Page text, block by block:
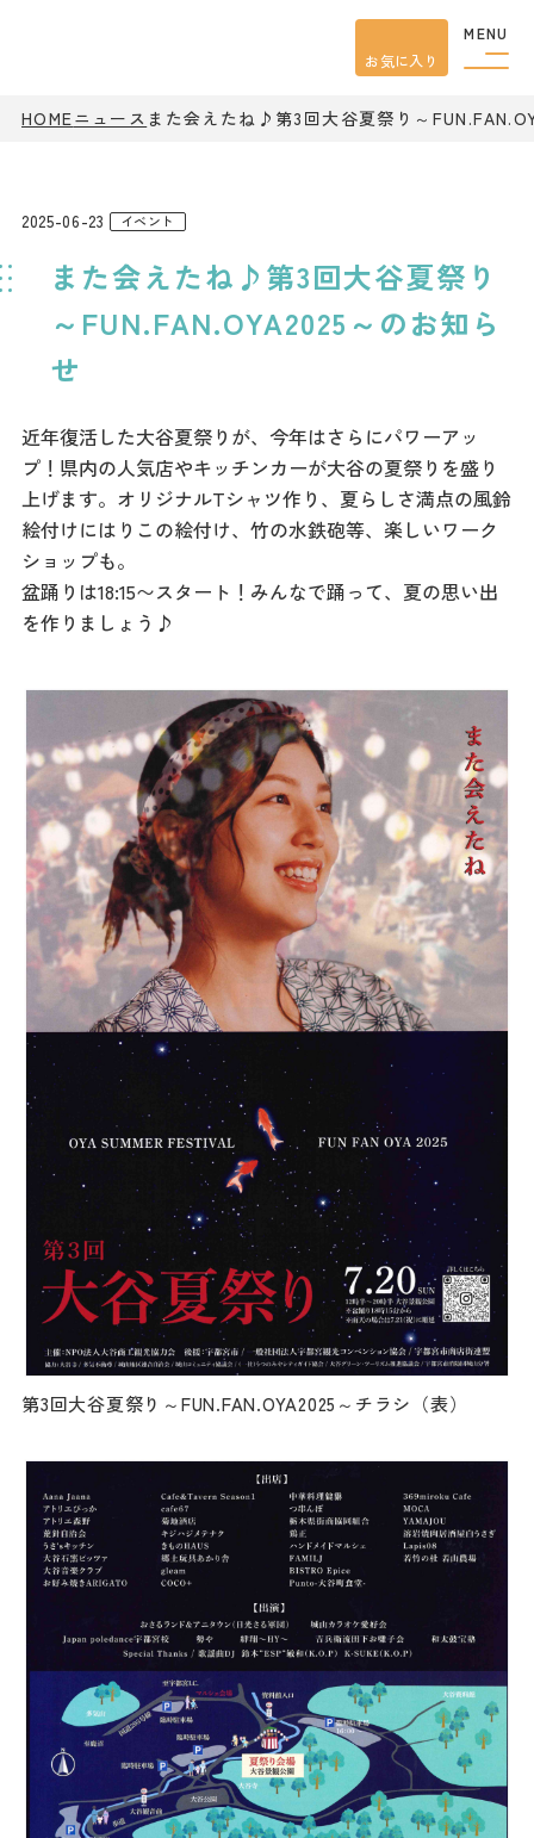
MENU
お気に入り
HOMEニュース また会えたね♪第3回大谷夏祭り～
また会えたね♪第3回大谷夏祭り
～FUN.FAN.OYA2025～のお知ら
せ
2025-06-23 イベント
近年復活した大谷夏祭りが、今年はさらにパワーアッ
プ！県内の人気店やキッチンカーが大谷の夏祭りを盛り
上げます。オリジナルTシャツ作り、夏らしさ満点の風鈴
絵付けにはりこの絵付け、竹の水鉄砲等、楽しいワーク
ショップも。
盆踊りは18:15〜スタート！みんなで踊って、夏の思い出
を作りましょう♪
第3回大谷夏祭り～FUN.FAN.OYA2025～チラシ（表）
観光案内
イベント
コース
宿泊
ピックアップ
はじめての宇都宮
宇都宮市民ライター
記事
子店
お得なチケット
撮影支援・
MICE
フィルムコミ
ッション
MICE
Languag
e
フォトダウン
ロード
パンフレット
ダウンロード
お問い合わせ